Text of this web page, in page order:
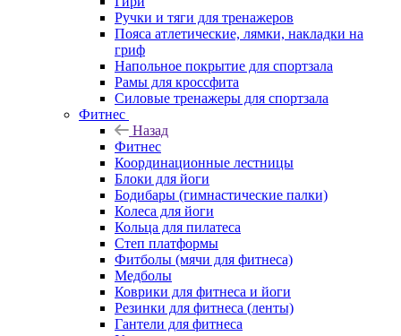
Ручки и тяги для тренажеров
Пояса атлетические, лямки, накладки на
гриф
Напольное покрытие для спортзала
Рамы для кроссфита
Силовые тренажеры для спортзала
Фитнес
Назад
Фитнес
Координационные лестницы
Блоки для йоги
Бодибары (гимнастические палки)
Колеса для йоги
Кольца для пилатеса
Степ платформы
Фитболы (мячи для фитнеса)
Медболы
Коврики для фитнеса и йоги
Резинки для фитнеса (ленты)
Гантели для фитнеса